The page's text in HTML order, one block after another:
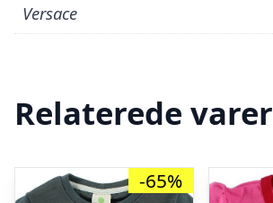
Versace
Relaterede varer
-65%